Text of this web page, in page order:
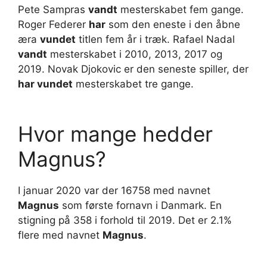
Pete Sampras vandt mesterskabet fem gange.
Roger Federer har som den eneste i den åbne
æra vundet titlen fem år i træk. Rafael Nadal
vandt mesterskabet i 2010, 2013, 2017 og
2019. Novak Djokovic er den seneste spiller, der
har vundet mesterskabet tre gange.
Hvor mange hedder
Magnus?
I januar 2020 var der 16758 med navnet
Magnus som første fornavn i Danmark. En
stigning på 358 i forhold til 2019. Det er 2.1%
flere med navnet Magnus.